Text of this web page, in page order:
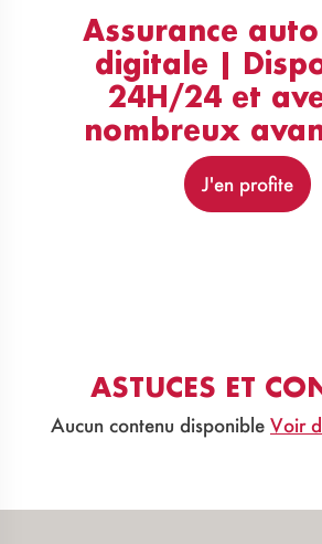
Assurance
digitale |
24H/24 et
nombreux
J'en profite
ASTUCES ET
Aucun contenu disponible Voir